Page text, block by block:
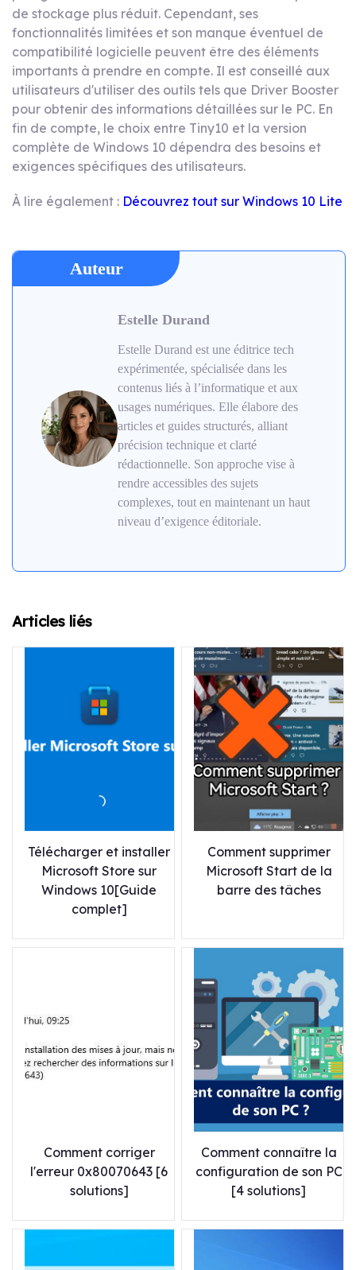
de stockage plus réduit. Cependant, ses
fonctionnalités limitées et son manque éventuel de
compatibilité logicielle peuvent être des éléments
importants à prendre en compte. Il est conseillé aux
utilisateurs d'utiliser des outils tels que Driver Booster
pour obtenir des informations détaillées sur le PC. En
fin de compte, le choix entre Tiny10 et la version
complète de Windows 10 dépendra des besoins et
exigences spécifiques des utilisateurs.
À lire également : Découvrez tout sur Windows 10 Lite
Auteur
Estelle Durand
Estelle Durand est une éditrice tech
expérimentée, spécialisée dans les
contenus liés à l’informatique et aux
usages numériques. Elle élabore des
articles et guides structurés, alliant
précision technique et clarté
rédactionnelle. Son approche vise à
rendre accessibles des sujets
complexes, tout en maintenant un haut
niveau d’exigence éditoriale.
Articles liés
Télécharger et installer
Microsoft Store sur
Windows 10[Guide
complet]
Comment supprimer
Microsoft Start de la
barre des tâches
Comment corriger
l'erreur 0x80070643 [6
solutions]
Comment connaître la
configuration de son PC
[4 solutions]